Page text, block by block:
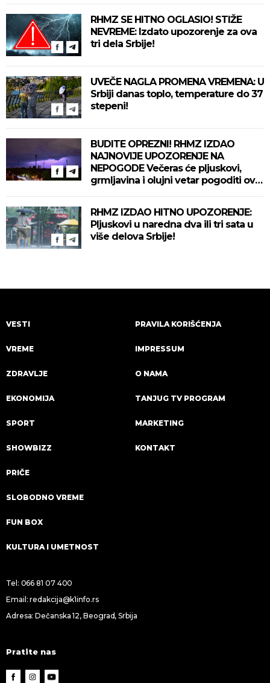
RHMZ SE HITNO OGLASIO! STIŽE
NEVREME: Izdato upozorenje za ova
tri dela Srbije!
UVEČE NAGLA PROMENA VREMENA: U
Srbiji danas toplo, temperature do 37
stepeni!
BUDITE OPREZNI! RHMZ IZDAO
NAJNOVIJE UPOZORENJE NA
NEPOGODE Večeras će pljuskovi,
grmljavina i olujni vetar pogoditi ove
RHMZ IZDAO HITNO UPOZORENJE:
Pljuskovi u naredna dva ili tri sata u
više delova Srbije!
VESTI
VREME
ZDRAVLJE
EKONOMIJA
SPORT
SHOWBIZZ
PRIČE
SLOBODNO VREME
FUN BOX
KULTURA I UMETNOST
PRAVILA KORIŠĆENJA
IMPRESSUM
O NAMA
TANJUG TV PROGRAM
MARKETING
KONTAKT
Tel: 066 81 07 400
Email:redakcija@k1info.rs
Adresa: Dečanska 12, Beograd, Srbija
Pratite nas